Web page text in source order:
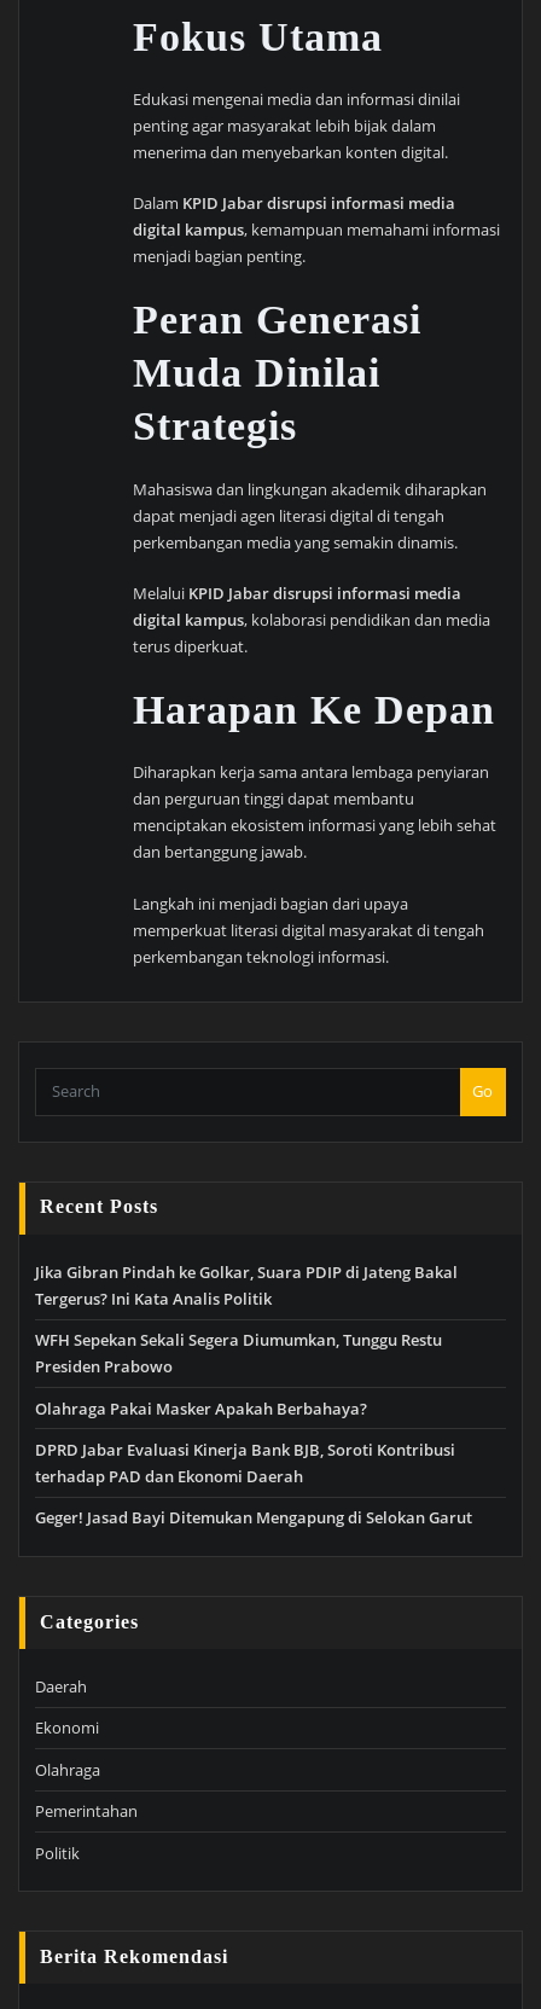
Fokus Utama
Edukasi mengenai media dan informasi dinilai
penting agar masyarakat lebih bijak dalam
menerima dan menyebarkan konten digital.
Dalam KPID Jabar disrupsi informasi media
digital kampus, kemampuan memahami informasi
menjadi bagian penting.
Peran Generasi
Muda Dinilai
Strategis
Mahasiswa dan lingkungan akademik diharapkan
dapat menjadi agen literasi digital di tengah
perkembangan media yang semakin dinamis.
Melalui KPID Jabar disrupsi informasi media
digital kampus, kolaborasi pendidikan dan media
terus diperkuat.
Harapan Ke Depan
Diharapkan kerja sama antara lembaga penyiaran
dan perguruan tinggi dapat membantu
menciptakan ekosistem informasi yang lebih sehat
dan bertanggung jawab.
Langkah ini menjadi bagian dari upaya
memperkuat literasi digital masyarakat di tengah
perkembangan teknologi informasi.
Go
Recent Posts
Jika Gibran Pindah ke Golkar, Suara PDIP di Jateng Bakal
Tergerus? Ini Kata Analis Politik
WFH Sepekan Sekali Segera Diumumkan, Tunggu Restu
Presiden Prabowo
Olahraga Pakai Masker Apakah Berbahaya?
DPRD Jabar Evaluasi Kinerja Bank BJB, Soroti Kontribusi
terhadap PAD dan Ekonomi Daerah
Geger! Jasad Bayi Ditemukan Mengapung di Selokan Garut
Categories
Daerah
Ekonomi
Olahraga
Pemerintahan
Politik
Berita Rekomendasi